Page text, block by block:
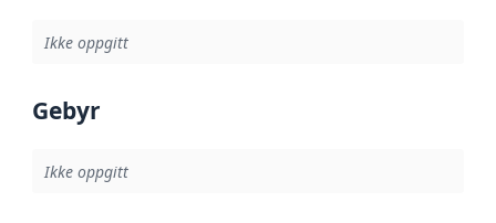
Ikke oppgitt
Gebyr
Ikke oppgitt